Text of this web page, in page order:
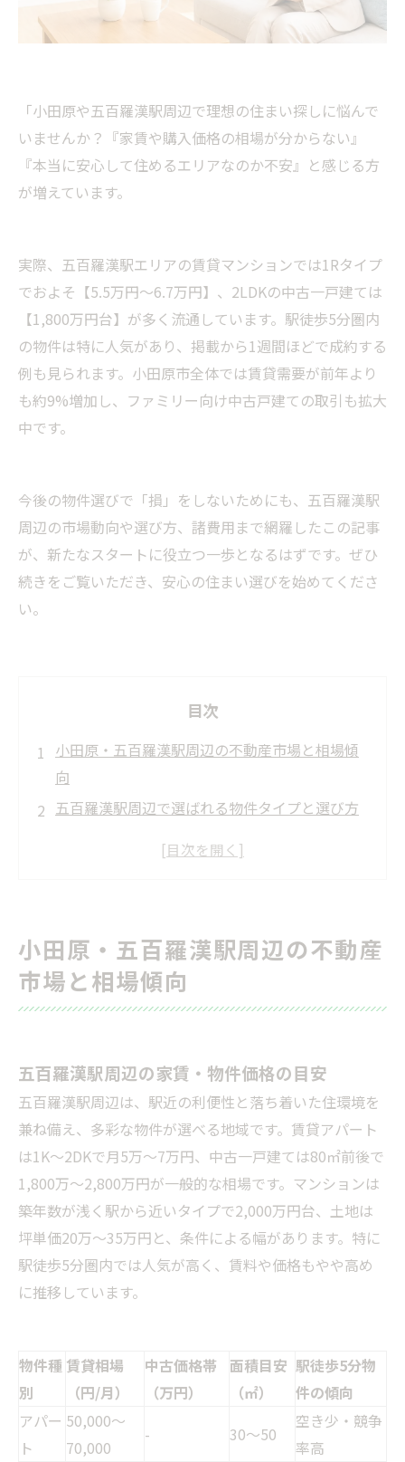
「小田原や五百羅漢駅周辺で理想の住まい探しに悩んで
いませんか？『家賃や購入価格の相場が分からない』
『本当に安心して住めるエリアなのか不安』と感じる方
が増えています。
実際、五百羅漢駅エリアの賃貸マンションでは1Rタイプ
でおよそ【5.5万円～6.7万円】、2LDKの中古一戸建ては
【1,800万円台】が多く流通しています。駅徒歩5分圏内
の物件は特に人気があり、掲載から1週間ほどで成約する
例も見られます。小田原市全体では賃貸需要が前年より
も約9%増加し、ファミリー向け中古戸建ての取引も拡大
中です。
今後の物件選びで「損」をしないためにも、五百羅漢駅
周辺の市場動向や選び方、諸費用まで網羅したこの記事
が、新たなスタートに役立つ一歩となるはずです。ぜひ
続きをご覧いただき、安心の住まい選びを始めてくださ
い。
目次
小田原・五百羅漢駅周辺の不動産市場と相場傾
向
五百羅漢駅周辺で選ばれる物件タイプと選び方
不動産仲介手数料の基礎知識と節約ポイント
不動産会社の選び方と地域業者の特徴
売買契約の流れとトラブル予防策
五百羅漢駅エリアで不動産が支持される理由
五百羅漢駅周辺エリアの特徴
よくある疑問解決と次のステップガイド
会社概要
関連エリア
対応地域
小田原・五百羅漢駅周辺の不動産
市場と相場傾向
五百羅漢駅周辺の家賃・物件価格の目安
五百羅漢駅周辺は、駅近の利便性と落ち着いた住環境を
兼ね備え、多彩な物件が選べる地域です。賃貸アパート
は1K〜2DKで月5万～7万円、中古一戸建ては80㎡前後で
1,800万～2,800万円が一般的な相場です。マンションは
築年数が浅く駅から近いタイプで2,000万円台、土地は
坪単価20万～35万円と、条件による幅があります。特に
駅徒歩5分圏内では人気が高く、賃料や価格もやや高め
に推移しています。
物件種
別
賃貸相場
（円/月）
中古価格帯
（万円）
面積目安
（㎡）
駅徒歩5分物
件の傾向
アパー
ト
50,000〜
70,000
- 30〜50
空き少・競争
率高